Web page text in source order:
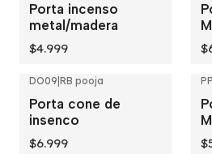
Porta incenso
metal/madera
$4.999
DO09 RB pooja
Porta cone de
insenco
$6.999